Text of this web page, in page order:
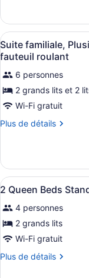
Premier,
très
grand
lit,
douche
accessible
en
fauteuil
Suite
Premier,
1
très
grand
lit,
douche
accessible
en
roulant
Afficher
toutes
les
photos
pour
ce
type
Suite
familiale,
Plusieurs
lits,
douche
accessible
en
fauteuil
4
Suite familiale,
fauteuil roulant
6 personnes
2 grands lits et 2
Wi-Fi gratuit
Plus de détails
Plus
Suite
familiale,
Plusieurs
douche
accessible
en
fauteuil
roulant
Afficher
toutes
les
photos
pour
ce
type
4
2 Queen Beds
4 personnes
2 grands lits
Wi-Fi gratuit
Plus de détails
Plus